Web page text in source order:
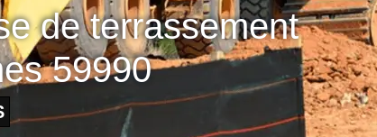
de terrassement
59990